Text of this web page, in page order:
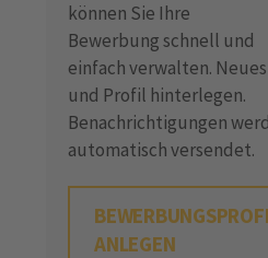
können Sie Ihre
Bewerbung schnell und
einfach verwalten.
und Profil hinterlegen.
Benachrichtigungen
automatisch versendet.
ANLEGEN